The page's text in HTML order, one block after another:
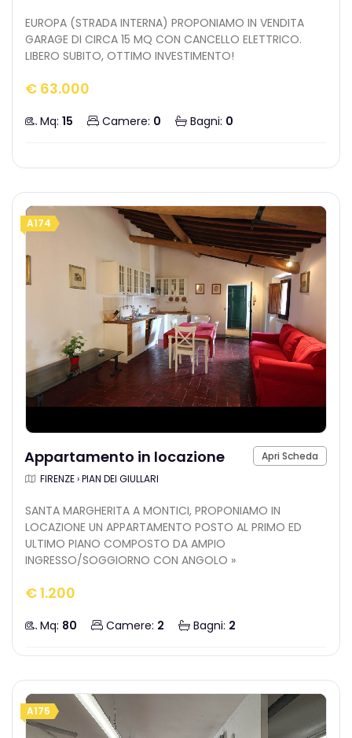
EUROPA (STRADA INTERNA) PROPONIAMO IN VENDITA
GARAGE DI CIRCA 15 MQ CON CANCELLO ELETTRICO.
LIBERO SUBITO, OTTIMO INVESTIMENTO!
€ 63.000
Mq: 15 Camere: 0 Bagni: 0
A174
Apri Scheda
Appartamento in locazione
FIRENZE › PIAN DEI GIULLARI
SANTA MARGHERITA A MONTICI, PROPONIAMO IN
LOCAZIONE UN APPARTAMENTO POSTO AL PRIMO ED
ULTIMO PIANO COMPOSTO DA AMPIO
INGRESSO/SOGGIORNO CON ANGOLO »
€ 1.200
Mq: 80 Camere: 2 Bagni: 2
A175